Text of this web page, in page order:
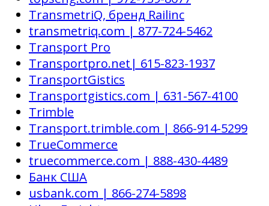
TransmetriQ, бренд Railinc
transmetriq.com | 877-724-5462
Transport Pro
Transportpro.net| 615-823-1937
TransportGistics
Transportgistics.com | 631-567-4100
Trimble
Transport.trimble.com | 866-914-5299
TrueCommerce
truecommerce.com | 888-430-4489
Банк США
usbank.com | 866-274-5898